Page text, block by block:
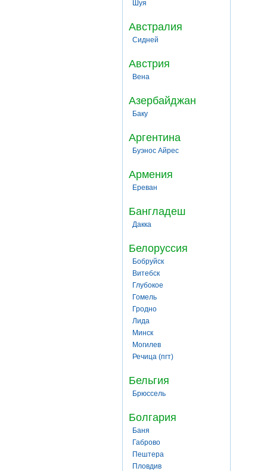
Шуя
Австралия
Сидней
Австрия
Вена
Азербайджан
Баку
Аргентина
Буэнос Айрес
Армения
Ереван
Бангладеш
Дакка
Белоруссия
Бобруйск
Витебск
Глубокое
Гомель
Гродно
Лида
Минск
Могилев
Речица (пгт)
Бельгия
Брюссель
Болгария
Баня
Габрово
Пештера
Пловдив